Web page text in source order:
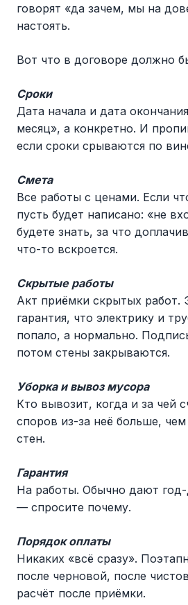
говорят «да зачем, мы на
настоять.
Вот что в договоре должно
Сроки
Дата начала и дата
месяц», а конкретно. И
если сроки срываются по
Смета
Все работы с ценами. Если
пусть будет написано: «не
будете знать, за что
что-то вскроется.
Скрытые работы
Акт приёмки скрытых работ.
гарантия, что электрику и
попало, а нормально.
потом стены закрываются.
Уборка и вывоз мусора
Кто вывозит, когда и за чей
споров из-за неё больше,
стен.
Гарантия
На работы. Обычно дают
— спросите почему.
Порядок оплаты
Никаких «всё сразу».
после черновой, после
расчёт после приёмки.